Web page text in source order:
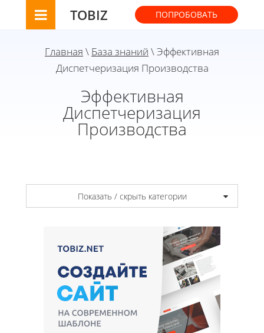
TOBIZ ПОПРОБОВАТЬ
Главная \ База знаний \ Эффективная
Диспетчеризация Производства
Эффективная
Диспетчеризация
Производства
Показать / скрыть категории